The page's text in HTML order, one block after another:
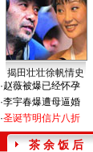
揭田壮壮徐帆情史
·赵薇被爆已经怀孕
·李宇春爆遭母逼婚
·圣诞节明信片八折
茶 余 饭 后